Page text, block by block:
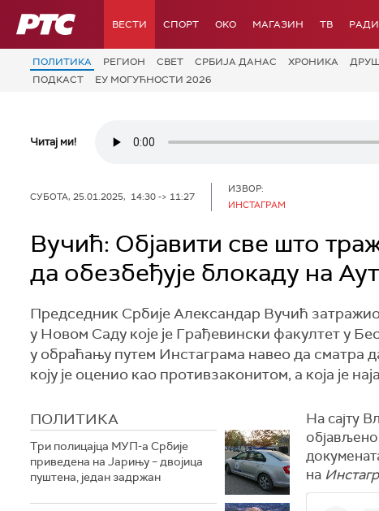
РТС ВЕСТИ СПОРТ OKO МАГАЗИН ТВ
ПОЛИТИКА РЕГИОН СВЕТ СРБИЈА ДАНАС ХРОНИКА
ПОДКАСТ
ЕУ МОГУЋНОСТИ 2026
Читај ми!
СУБОТА, 25.01.2025, 14:30 -> 11:27
ИЗВОР:
ИНСТАГРАМ
Вучић: Објавити све што
да обезбеђује блокаду на
Председник Србије Александар Вучић
у Новом Саду које је Грађевински факултет у
у обраћању путем Инстаграма навео да сматра
коју је оценио као противзаконитом, а која је
ПОЛИТИКА
Три полицајца МУП-а Србије
приведена на Јарињу – двојица
пуштена, један задржан
На сајту
на